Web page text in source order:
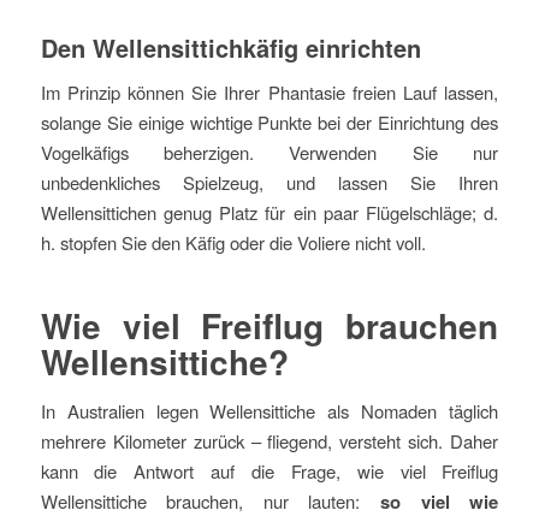
Den Wellensittichkäfig einrichten
Im Prinzip können Sie Ihrer Phantasie freien Lauf lassen,
solange Sie einige wichtige Punkte bei der Einrichtung des
Vogelkäfigs beherzigen. Verwenden Sie nur
unbedenkliches Spielzeug, und lassen Sie Ihren
Wellensittichen genug Platz für ein paar Flügelschläge; d.
h. stopfen Sie den Käfig oder die Voliere nicht voll.
Wie viel Freiflug brauchen
Wellensittiche?
In Australien legen Wellensittiche als Nomaden täglich
mehrere Kilometer zurück – fliegend, versteht sich. Daher
kann die Antwort auf die Frage, wie viel Freiflug
Wellensittiche brauchen, nur lauten: so viel wie